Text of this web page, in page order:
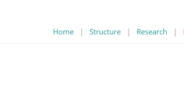
Home | Structure | Research |